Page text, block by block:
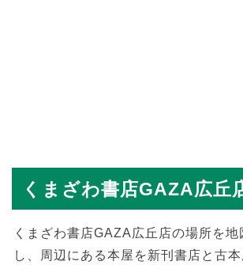
くまざわ書店GAZA広丘
くまざわ書店GAZA広丘店の場所を地
し、周辺にある本屋を新刊書店と古